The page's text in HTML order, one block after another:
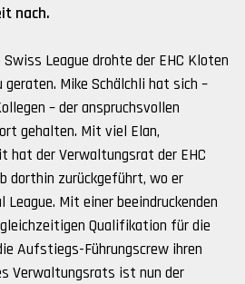
nach.
League drohte der EHC Kloten
Mike Schälchli hat sich –
– der anspruchsvollen
gehalten. Mit viel Elan,
hat der Verwaltungsrat der EHC
dorthin zurückgeführt, wo er
Mit einer beeindruckenden
Qualifikation für die
Aufstiegs-Führungscrew ihren
Verwaltungsrats ist nun der